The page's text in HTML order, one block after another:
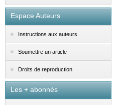
Espace Auteurs
Instructions aux auteurs
Soumettre un article
Droits de reproduction
Les + abonnés